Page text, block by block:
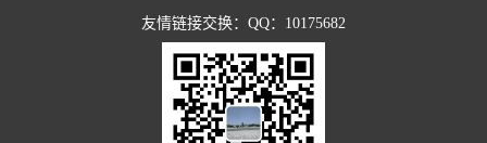
友情链接交换：QQ：10175682